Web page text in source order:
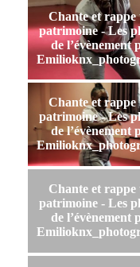
Chante et rappe
patrimoine - Les
de l’évènement
Chante et rappe
patrimoine - Les
de l’évènement
Chante et rappe
patrimoine - Les
de l’évènement